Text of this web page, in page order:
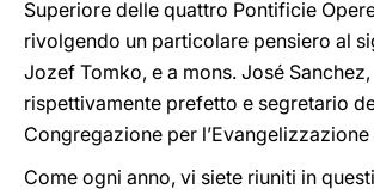
Superiore delle quattro Pontificie
rivolgendo un particolare pensiero al
Jozef Tomko, e a mons. José Sanchez,
rispettivamente prefetto e segretario
Congregazione per
Come ogni anno, vi siete riuniti in